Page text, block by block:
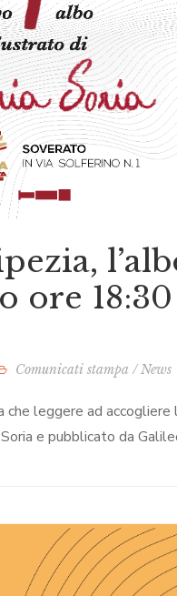
ore
Comunicati stampa /News
leggere ad
e pubblicato da